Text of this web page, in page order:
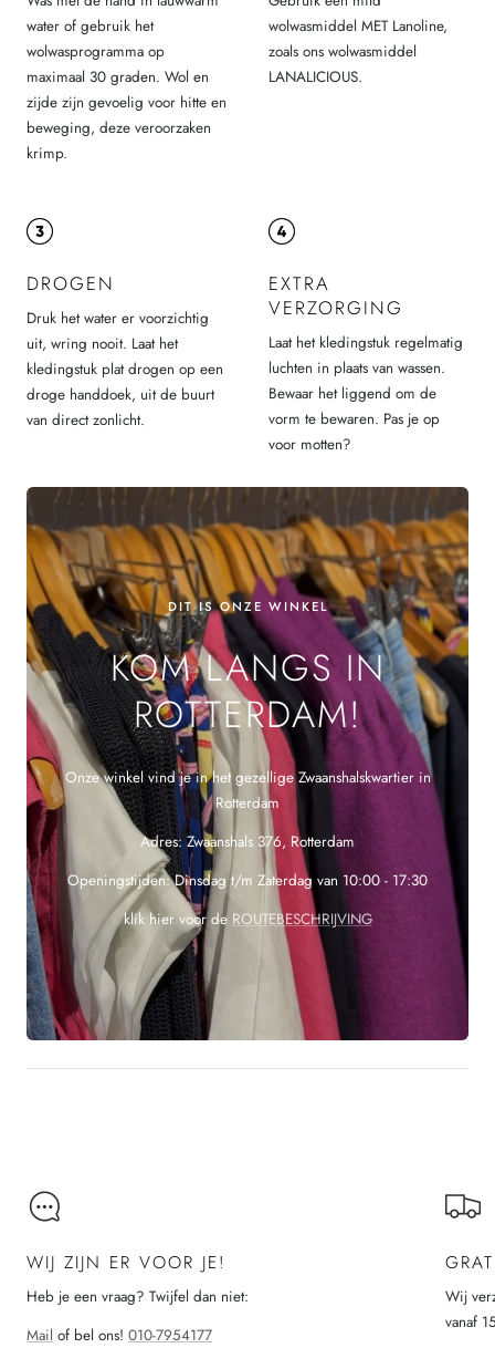
water of gebruik het
wolwasprogramma op
maximaal 30 graden. Wol en
zijde zijn gevoelig voor hitte en
beweging, deze veroorzaken
krimp.
wolwasmiddel MET Lanoline,
zoals ons wolwasmiddel
LANALICIOUS.
DROGEN
Druk het water er voorzichtig
uit, wring nooit. Laat het
kledingstuk plat drogen op een
droge handdoek, uit de buurt
van direct zonlicht.
EXTRA
VERZORGING
Laat het kledingstuk regelmatig
luchten in plaats van wassen.
Bewaar het liggend om de
vorm te bewaren. Pas je op
voor motten?
DIT IS ONZE WINKEL
KOM LANGS IN
ROTTERDAM!
Onze winkel vind je in het gezellige Zwaanshalskwartier in
Rotterdam
Adres: Zwaanshals 376, Rotterdam
Openingstijden: Dinsdag t/m Zaterdag van 10:00 - 17:30
klik hier voor de ROUTEBESCHRIJVING
WIJ ZIJN ER VOOR JE!
Heb je een vraag? Twijfel dan niet:
Mail of bel ons! 010-7954177
Wij
vanaf